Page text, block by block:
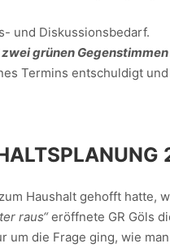
und Diskussionsbedarf.
grünen Gegenstimmen
Termins entschuldigt
Haushalt gehofft hatte,
raus“eröffnete GR Göls
um die Frage ging, wie